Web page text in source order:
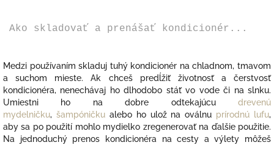
Ako skladovať a prenášať kondicionér...
Medzi používaním skladuj tuhý kondicionér na chladnom, tmavom
a suchom mieste. Ak chceš predĺžiť životnosť a čerstvosť
kondicionéra, nenechávaj ho dlhodobo stáť vo vode či na slnku.
Umiestni ho na dobre odtekajúcu
drevenú
mydelničku, šampóničku alebo ho ulož na oválnu prírodnú lufu,
aby sa po použití mohlo mydielko zregenerovať na ďalšie použitie.
Na jednoduchý prenos kondicionéra na cesty a výlety môžeš